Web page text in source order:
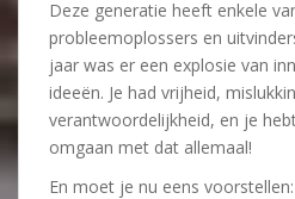
Deze generatie heeft enkele
probleemoplossers en
jaar was er een explosie van
ideeën. Je had vrijheid,
verantwoordelijkheid, en je
omgaan met dat allemaal!
En moet je nu eens voorstellen: